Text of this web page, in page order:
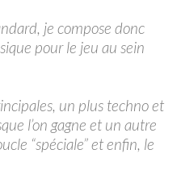
je compose donc
pour le jeu au sein
un plus techno et
l’on gagne et un autre
“spéciale” et enfin, le